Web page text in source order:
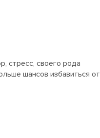
стресс, своего рода
шансов избавиться от